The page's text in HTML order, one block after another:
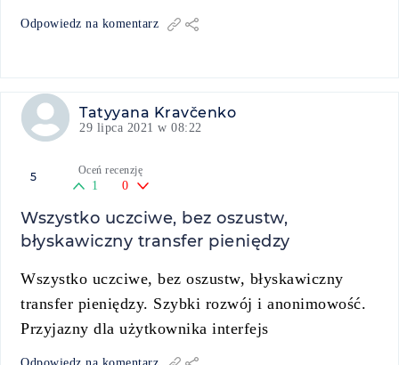
Odpowiedz na komentarz
Tatyyana Kravčenko
29 lipca 2021 w 08:22
5 Oceń recenzję
1 0
Wszystko uczciwe, bez oszustw,
błyskawiczny transfer pieniędzy
Wszystko uczciwe, bez oszustw, błyskawiczny
transfer pieniędzy. Szybki rozwój i anonimowość.
Przyjazny dla użytkownika interfejs